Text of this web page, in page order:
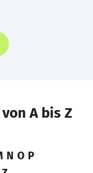
A bis Z
N O P